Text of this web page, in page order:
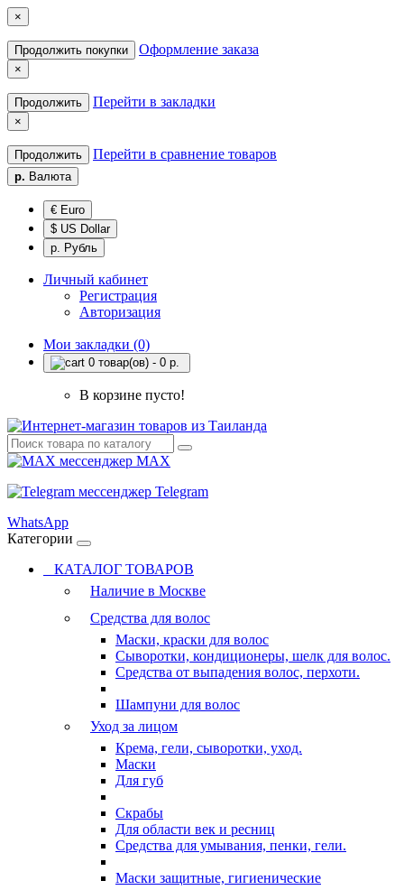
×
Продолжить покупки Оформление заказа
×
Продолжить Перейти в закладки
×
Продолжить Перейти в сравнение товаров
р. Валюта
€ Euro
$ US Dollar
р. Рубль
Личный кабинет
Регистрация
Авторизация
Мои закладки (0)
0 товар(ов) - 0 р.
В корзине пусто!
MAX
Telegram
WhatsApp
Категории
КАТАЛОГ ТОВАРОВ
Наличие в Москве
Средства для волос
Маски, краски для волос
Сыворотки, кондиционеры, шелк для волос.
Средства от выпадения волос, перхоти.
Шампуни для волос
Уход за лицом
Крема, гели, сыворотки, уход.
Маски
Для губ
Скрабы
Для области век и ресниц
Средства для умывания, пенки, гели.
Маски защитные, гигиенические